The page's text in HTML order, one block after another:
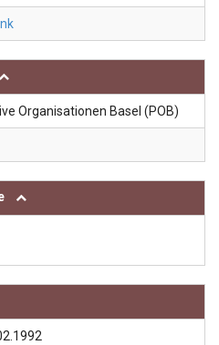
Organisationen Basel (POB)